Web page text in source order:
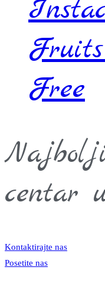
Free
centar
Kontaktirajte nas
Posetite nas